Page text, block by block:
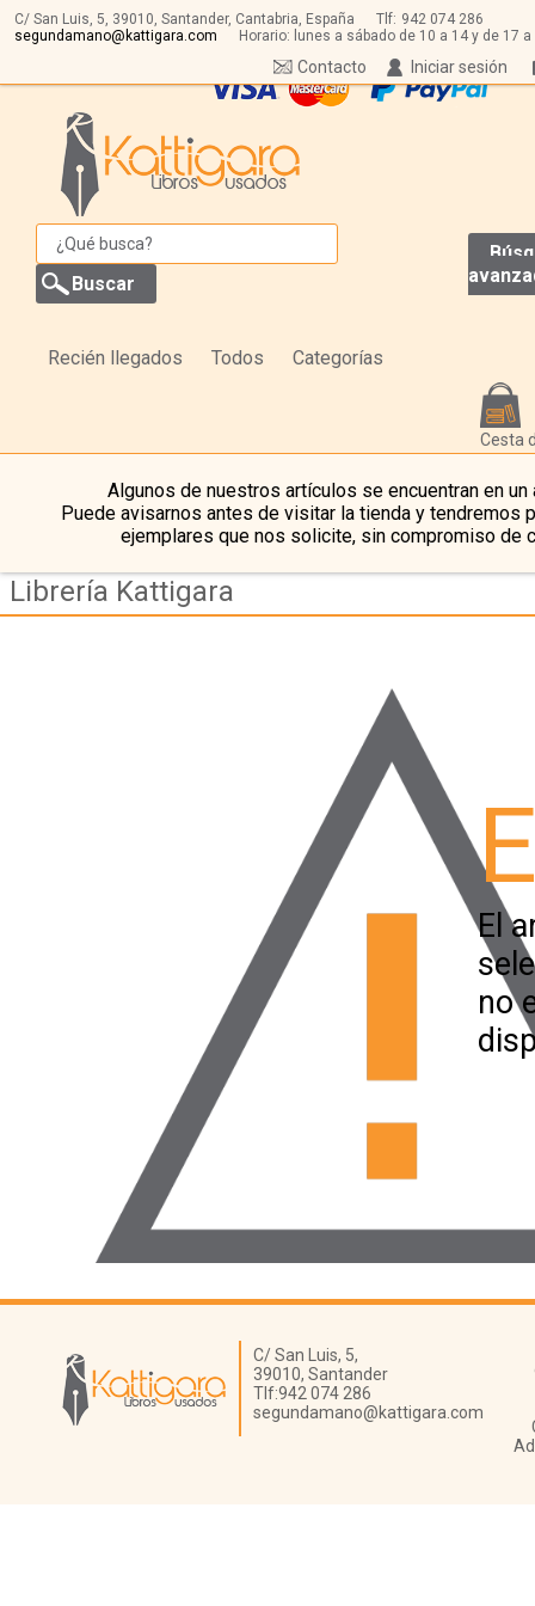
C/ San Luis, 5, 39010, Santander, Cantabria, España Tlf: 942 074 286
segundamano@kattigara.com
Horario: lunes a sábado de 10 a 14 y de 17 a
Iniciar sesión
Contacto
Recién llegados Todos Categorías
Cesta
Algunos de nuestros artículos se encuentran en un
Puede avisarnos antes de visitar la tienda y tendremos
ejemplares que nos solicite, sin compromiso de
Librería Kattigara
El
no
Librería Kattigara
C/ San Luis, 5,
39010, Santander
Tlf:942 074 286
segundamano@kattigara.com